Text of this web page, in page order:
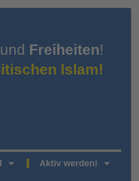
und Freiheiten!
Islam!
Aktiv werden!